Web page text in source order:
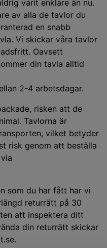
varit enklare än nu.
av alla de tavlor du
en snabb
Vi skickar våra tavlor
Oavsett
din tavla alltid
2-4 arbetsdagar.
risken att de
Tavlorna är
vilket betyder
risk genom att beställa
som du har fått har vi
returrätt på 30
att inspektera ditt
din returrätt skickar